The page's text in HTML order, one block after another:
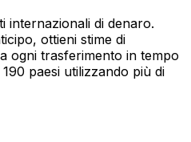
internazionali di denaro.
ottieni stime di
ogni trasferimento in tempo
paesi utilizzando più di